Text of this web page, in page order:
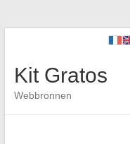
Kit Gratos
Webbronnen